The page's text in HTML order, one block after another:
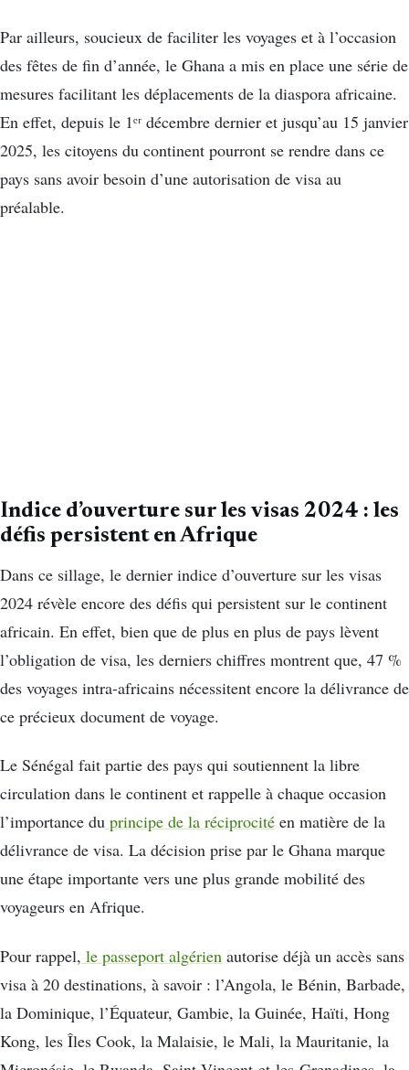
Par ailleurs, soucieux de faciliter les voyages et à l’occasion
des fêtes de fin d’année, le Ghana a mis en place une série de
mesures facilitant les déplacements de la diaspora africaine.
En effet, depuis le 1ᵉʳ décembre dernier et jusqu’au 15 janvier
2025, les citoyens du continent pourront se rendre dans ce
pays sans avoir besoin d’une autorisation de visa au
préalable.
Indice d’ouverture sur les visas 2024 : les
défis persistent en Afrique
Dans ce sillage, le dernier indice d’ouverture sur les visas
2024 révèle encore des défis qui persistent sur le continent
africain. En effet, bien que de plus en plus de pays lèvent
l’obligation de visa, les derniers chiffres montrent que, 47 %
des voyages intra-africains nécessitent encore la délivrance de
ce précieux document de voyage.
Le Sénégal fait partie des pays qui soutiennent la libre
circulation dans le continent et rappelle à chaque occasion
l’importance du principe de la réciprocité en matière de la
délivrance de visa. La décision prise par le Ghana marque
une étape importante vers une plus grande mobilité des
voyageurs en Afrique.
Pour rappel, le passeport algérien autorise déjà un accès sans
visa à 20 destinations, à savoir : l’Angola, le Bénin, Barbade,
la Dominique, l’Équateur, Gambie, la Guinée, Haïti, Hong
Kong, les Îles Cook, la Malaisie, le Mali, la Mauritanie, la